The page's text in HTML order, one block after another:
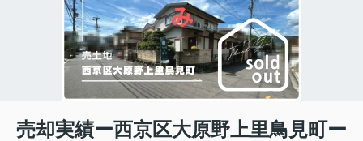
売却実績ー西京区大原野上里鳥見町ー